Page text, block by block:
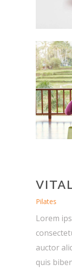
Pilates
Lorem
auctor
quis